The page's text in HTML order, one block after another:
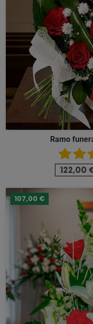
Ramo
122,00
107,00 €